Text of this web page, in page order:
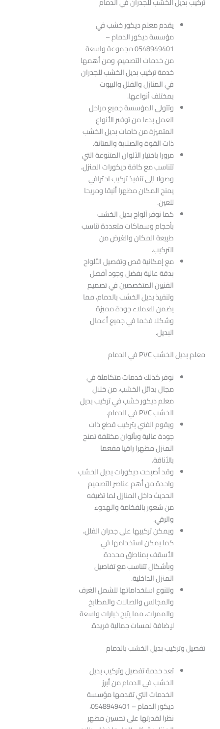
يقدم معلم ديكور خشب في
مؤسسة ديكور الدمام –
0548949401 مجموعة واسعة
من خدمات التصميم، ومن أهمها
خدمة تركيب بديل الخشب للجدران
في المنازل والفلل والبيوت
بمختلف أنواعها.
وتتولى المؤسسة جميع مراحل
العمل بدءا من توفير الأنواع
المتميزة من خامات بديل الخشب
ذات القوة والصلابة والمتانة.
مرورا باختيار الألوان المتنوعة التي
تتناسب مع كافة ديكورات المنزل،
وصولا إلى تنفيذ تركيب احترافي
يمنح المكان مظهرا أنيقا ومريحا
للعين.
كما نوفر ألواح بديل الخشب
بأحجام وسماكات متعددة تناسب
طبيعة المكان والغرض من
التركيب.
مع إمكانية قص وتفصيل الألواح
بدقة عالية بفضل وجود أفضل
الفنيين المتخصصين في تصميم
وتنفيذ بديل الخشب بالدمام، مما
يضمن للعملاء جودة مميزة
وشكلا فخما في جميع أعمال
البديل.
معلم بديل الخشب PVC في الدمام
نوفر كذلك خدمات متكاملة في
مجال بدائل الخشب، من خلال
معلم ديكور خشب في تركيب بديل
الخشب PVC في الدمام.
ويقوم الفني بتركيب قطع ذات
جودة عالية وبألوان مختلفة تمنح
المنزل مظهرا راقيا مفعما
بالأناقة.
وقد أصبحت ديكورات بديل الخشب
واحدة من أهم عناصر التصميم
الحديث داخل المنازل لما تضيفه
من شعور بالفخامة والهدوء
والرقي.
ويمكن تركيبها على جدران الفلل،
كما يمكن استخدامها في
الأسقف بمناطق محددة
وبأشكال تتناسب مع تفاصيل
المنزل الداخلية.
وتتنوع استخداماتها لتشمل الغرف
والمجالس والصالات والمطابخ
والممرات، مما يتيح خيارات واسعة
لإضافة لمسات جمالية فريدة.
تفصيل وتركيب بديل الخشب بالدمام
تعد خدمة تفصيل وتركيب بديل
الخشب في الدمام من أبرز
الخدمات التي تقدمها مؤسسة
ديكور الدمام – 0548949401،
نظرا لقدرتها على تحسين مظهر